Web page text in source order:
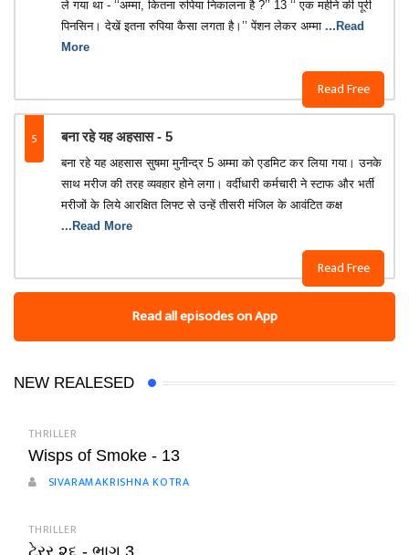
Read Free
ले गया था - ‘‘अम्मा, कितना रुपिया निकालना है ?’’ 13 ‘‘ एक महीने की पूरी
पिनसिन। देखें इतना रुपिया कैसा लगता है।’’ पेंशन लेकर अम्मा ...Read
More
5 बना रहे यह अहसास - 5
Read Free
बना रहे यह अहसास सुषमा मुनीन्द्र 5 अम्मा को एडमिट कर लिया गया। उनके
साथ मरीज की तरह व्यवहार होने लगा। वर्दीधारी कर्मचारी ने स्टाफ और भर्ती
मरीजों के लिये आरक्षित लिफ्ट से उन्हें तीसरी मंजिल के आवंटित कक्ष
...Read More
Read all episodes on App
NEW REALESED
THRILLER
Wisps of Smoke - 13
SIVARAMAKRISHNA KOTRA
THRILLER
ટેરર ૨૬ - ભાગ 3